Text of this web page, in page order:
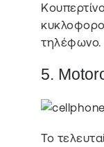
τηλέφωνο.
5.
Το